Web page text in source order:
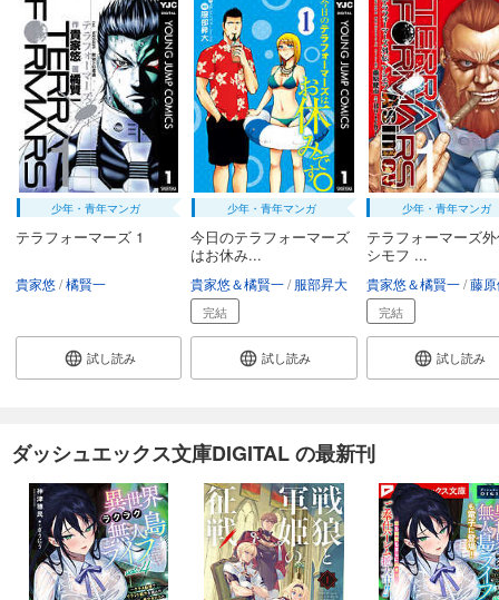
少年・青年マンガ
テラフォーマーズ 1
貴家悠 橘賢一
試し読み
少年・青年マンガ
今日のテラフォーマーズ
はお休み...
貴家悠＆橘賢一 服部昇大
完結
試し読み
少年・青年マンガ
テラフォーマーズ
シモフ ...
貴家悠＆橘賢一 藤原
完結
試し読み
ダッシュエックス文庫DIGITAL の最新刊